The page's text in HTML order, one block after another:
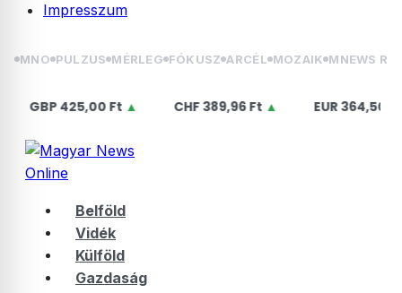
Impresszum
MNO PULZUS MÉRLEG FÓKUSZ ARCÉL MOZAIK MNEWS
425,00 Ft▲ CHF 389,96 Ft▲ EUR 364,50 Ft▲
Belföld
Vidék
Külföld
Gazdaság